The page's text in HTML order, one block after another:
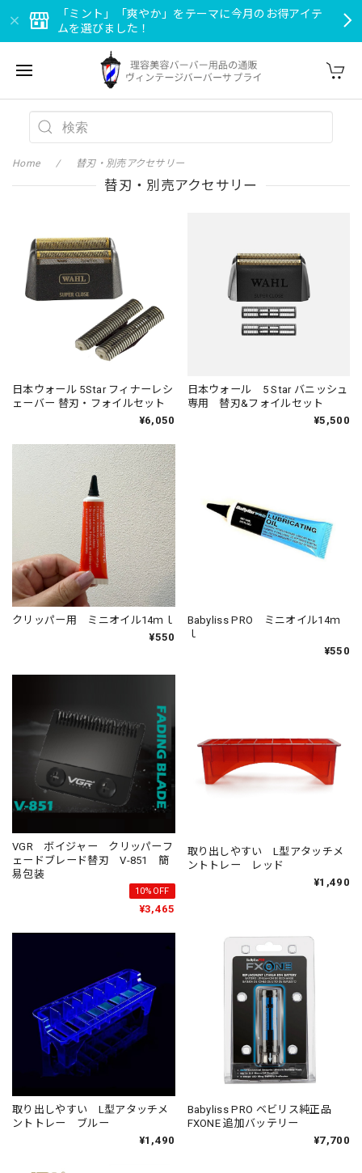
「ミント」「爽やか」をテーマに今月のお得アイテ
ムを選びました！
Home 替刃・別売アクセサリー
替刃・別売アクセサリー
日本ウォール 5Star フィナーレシ
ェーバー 替刃・フォイルセット
¥6,050
日本ウォール 5 Star バニッシュ
専用 替刃&フォイルセット
¥5,500
クリッパー用 ミニオイル14ｍｌ
¥550
Babyliss PRO ミニオイル14ｍ
ｌ
¥550
VGR ボイジャー クリッパーフ
ェードブレード替刃 V-851 簡
易包装
10%OFF
¥3,465
取り出しやすい L型アタッチメ
ントトレー レッド
¥1,490
取り出しやすい L型アタッチメ
ントトレー ブルー
¥1,490
Babyliss PRO ベビリス純正品
FXONE 追加バッテリー
¥7,700